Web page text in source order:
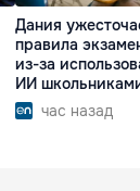
Дания
правила
из-за
ИИ
час назад